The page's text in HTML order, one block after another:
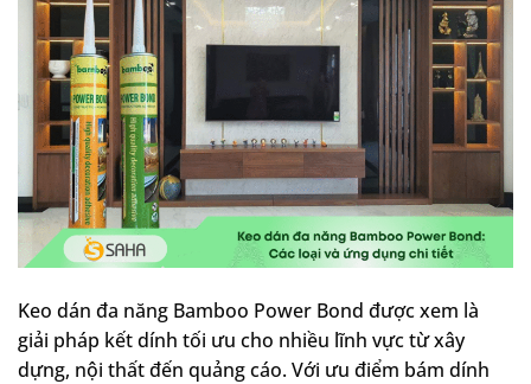
Keo dán đa năng Bamboo Power Bond được xem là
giải pháp kết dính tối ưu cho nhiều lĩnh vực từ xây
dựng, nội thất đến quảng cáo. Với ưu điểm bám dính